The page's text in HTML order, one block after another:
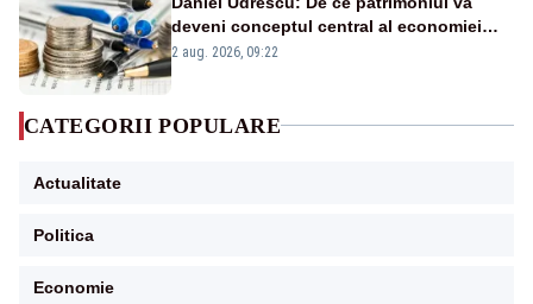
deveni conceptul central al economiei
viitoare?
2 aug. 2026, 09:22
CATEGORII POPULARE
Actualitate
Politica
Economie